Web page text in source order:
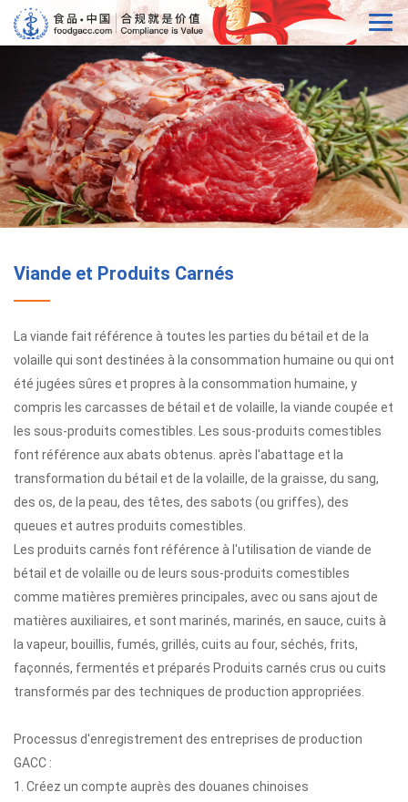
Viande et Produits Carnés
La viande fait référence à toutes les parties du bétail et de la
volaille qui sont destinées à la consommation humaine ou qui ont
été jugées sûres et propres à la consommation humaine, y
compris les carcasses de bétail et de volaille, la viande coupée et
les sous-produits comestibles. Les sous-produits comestibles
font référence aux abats obtenus. après l'abattage et la
transformation du bétail et de la volaille, de la graisse, du sang,
des os, de la peau, des têtes, des sabots (ou griffes), des
queues et autres produits comestibles.
Les produits carnés font référence à l'utilisation de viande de
bétail et de volaille ou de leurs sous-produits comestibles
comme matières premières principales, avec ou sans ajout de
matières auxiliaires, et sont marinés, marinés, en sauce, cuits à
la vapeur, bouillis, fumés, grillés, cuits au four, séchés, frits,
façonnés, fermentés et préparés Produits carnés crus ou cuits
transformés par des techniques de production appropriées.
Processus d'enregistrement des entreprises de production
GACC :
1. Créez un compte auprès des douanes chinoises